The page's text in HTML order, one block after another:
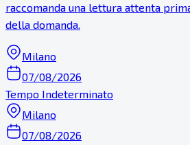
raccomanda una lettura attenta
della domanda.
Milano
07/08/2026
Tempo Indeterminato
Milano
07/08/2026